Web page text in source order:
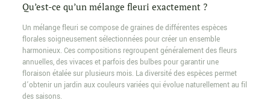
Qu’est-ce qu’un mélange fleuri exactement ?
Un mélange fleuri se compose de graines de différentes espèces
florales soigneusement sélectionnées pour créer un ensemble
harmonieux. Ces compositions regroupent généralement des fleurs
annuelles, des vivaces et parfois des bulbes pour garantir une
floraison étalée sur plusieurs mois. La diversité des espèces permet
d’obtenir un jardin aux couleurs variées qui évolue naturellement au fil
des saisons.